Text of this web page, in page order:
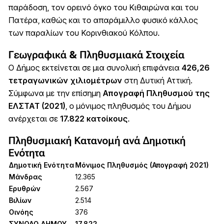
παράδοση, τον ορεινό όγκο του Κιθαιρώνα και του
Πατέρα, καθώς και το απαράμιλλο φυσικό κάλλος
των παραλίων του Κορινθιακού Κόλπου.
Γεωγραφικά & Πληθυσμιακά Στοιχεία
Ο Δήμος εκτείνεται σε μια συνολική επιφάνεια 426,26
τετραγωνικών χιλιομέτρων στη Δυτική Αττική.
Σύμφωνα με την επίσημη Απογραφή Πληθυσμού της
ΕΛΣΤΑΤ (2021) , ο μόνιμος πληθυσμός του Δήμου
ανέρχεται σε 17.822 κατοίκους.
Πληθυσμιακή Κατανομή ανά Δημοτική
Ενότητα
Δημοτική ΕνότηταΜόνιμος Πληθυσμός (Απογραφή 2021)
Μάνδρας
12.365
Ερυθρών
2.567
Βιλίων
2.514
Οινόης
376